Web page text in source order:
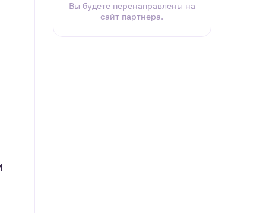
Вы будете перенаправлены на
сайт партнера.